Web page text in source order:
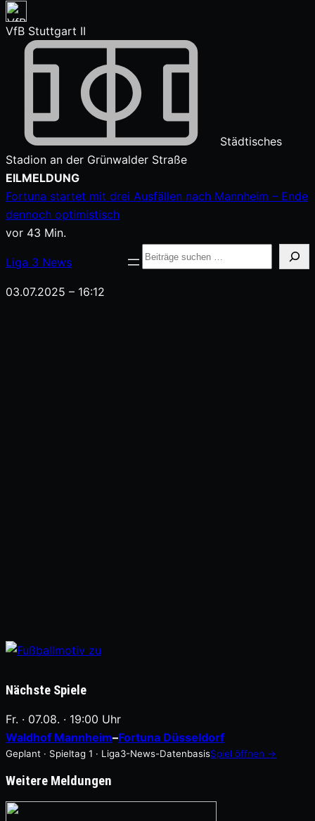
VfB Stuttgart II
Städtisches
Stadion an der Grünwalder Straße
Zum
Inhalt
springen
EILMELDUNG
Fortuna startet mit drei Ausfällen nach Mannheim – Ende
dennoch optimistisch
vor 43 Min.
Liga 3 News
Suche
03.07.2025 – 16:12
Nächste Spiele
Fr. · 07.08. · 19:00 Uhr
Waldhof Mannheim–Fortuna Düsseldorf
Geplant · Spieltag 1 · Liga3-News-DatenbasisSpiel öffnen →
Weitere Meldungen